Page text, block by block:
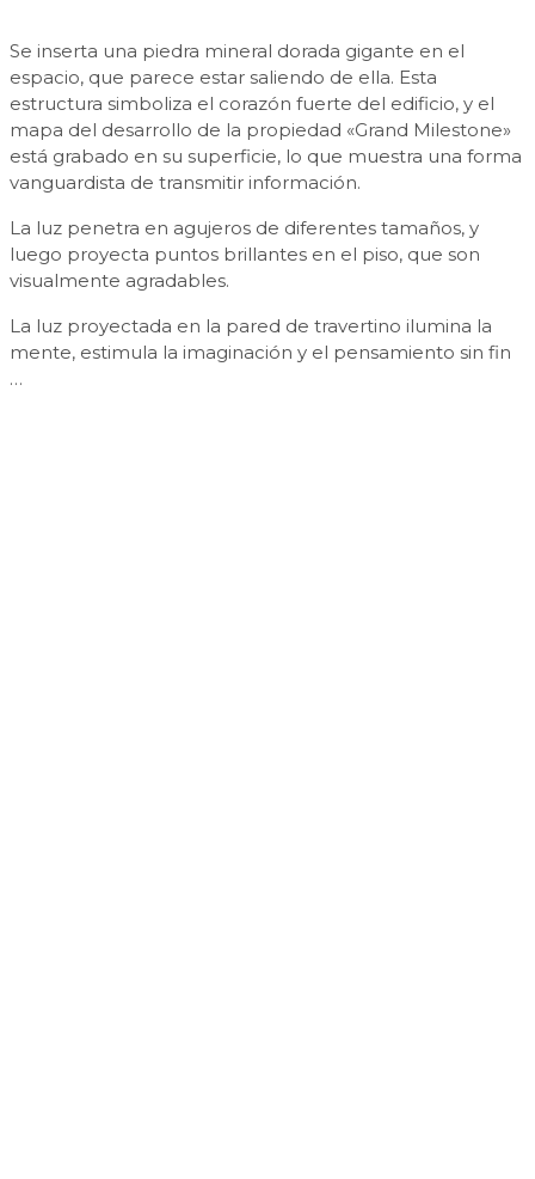
Se inserta una piedra mineral dorada gigante en el
espacio, que parece estar saliendo de ella. Esta
estructura simboliza el corazón fuerte del edificio, y el
mapa del desarrollo de la propiedad «Grand Milestone»
está grabado en su superficie, lo que muestra una forma
vanguardista de transmitir información.
La luz penetra en agujeros de diferentes tamaños, y
luego proyecta puntos brillantes en el piso, que son
visualmente agradables.
La luz proyectada en la pared de travertino ilumina la
mente, estimula la imaginación y el pensamiento sin fin
…